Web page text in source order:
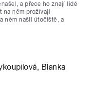
a přece ho znají lidé
na něm prožívají
něm našli útočiště, a
Blanka